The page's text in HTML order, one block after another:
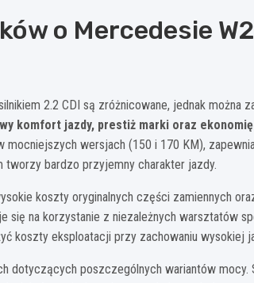
o Mercedesie
2.2 CDI są zróżnicowane, jednak można
komfort jazdy, prestiż marki oraz
mocniejszych wersjach (150 i 170 KM),
bardzo przyjemny charakter jazdy.
koszty oryginalnych części zamiennych
się na korzystanie z niezależnych warsztatów
koszty eksploatacji przy zachowaniu wysokiej
dotyczących poszczególnych wariantów mocy.